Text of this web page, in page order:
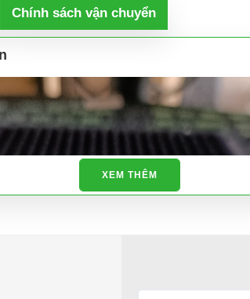
Chính sách vận chuyển
XEM THÊM